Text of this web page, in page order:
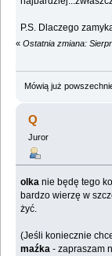
P.S. Dlaczego
« Ostatnia zmiana:
Mówią już
Q
Juror
olka nie będę tego
bardzo wierzę w
żyć.
(Jeśli koniecznie
maźka - zapraszam